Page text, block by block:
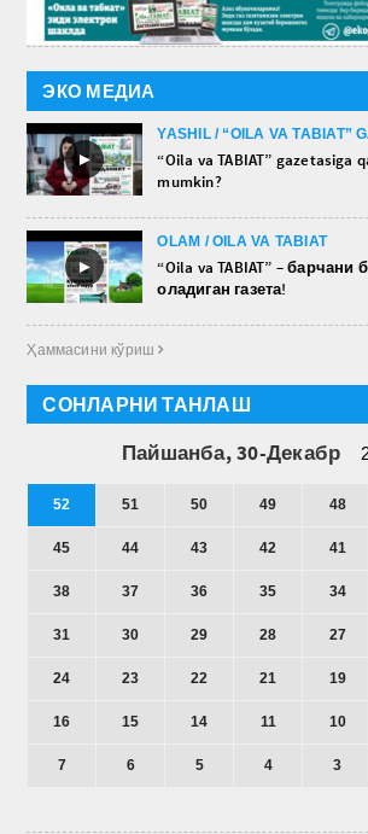
ЭКО МЕДИА
►
YASHIL / “OILA VA TABIAT”
“Oila va TABIAT” gazetasiga
mumkin?
►
OLAM / OILA VA TABIAT
“Oila va TABIAT” – барчани
оладиган газета!
Ҳаммасини кўриш 
СОНЛАРНИ ТАНЛАШ
Пайшанба, 30-Декабр
52 51 50 49 48
45 44 43 42 41
38 37 36 35 34
31 30 29 28 27
24 23 22 21 19
16 15 14 11 10
7 6 5 4 3